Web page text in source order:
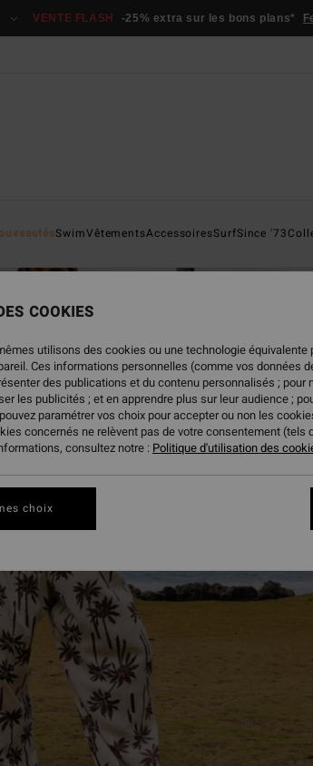
VENTE FLASH -25% extra sur les bons plans*
SwimVêtementsAccessoiresSurfSince '73
COOKIES
utilisons des cookies ou une technologie
Ces informations personnelles (comme vos données
des publications et du contenu personnalisés ;
les publicités ; et en apprendre plus sur leur audience ;
paramétrer vos choix pour accepter ou non les
concernés ne relèvent pas de votre consentement (tels
consultez notre : Politique d'utilisation des
choix